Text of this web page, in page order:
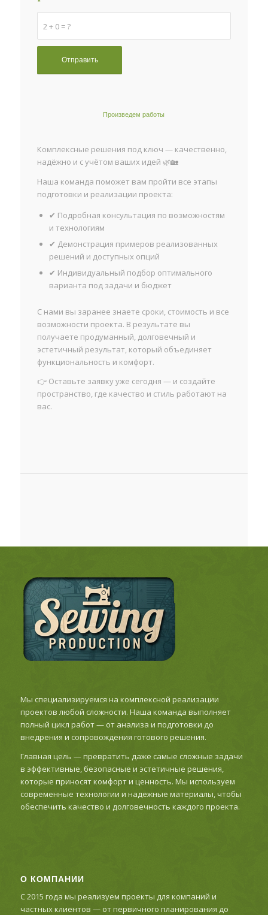
2 + 0 = ?
Произведем работы
Комплексные решения под ключ — качественно,
надёжно и с учётом ваших идей 🌿🏡
Наша команда поможет вам пройти все этапы
подготовки и реализации проекта:
✔ Подробная консультация по возможностям
и технологиям
✔ Демонстрация примеров реализованных
решений и доступных опций
✔ Индивидуальный подбор оптимального
варианта под задачи и бюджет
С нами вы заранее знаете сроки, стоимость и все
возможности проекта. В результате вы
получаете продуманный, долговечный и
эстетичный результат, который объединяет
функциональность и комфорт.
👉 Оставьте заявку уже сегодня — и создайте
пространство, где качество и стиль работают на
вас.
Мы специализируемся на комплексной реализации
проектов любой сложности. Наша команда выполняет
полный цикл работ — от анализа и подготовки до
внедрения и сопровождения готового решения.
Главная цель — превратить даже самые сложные задачи
в эффективные, безопасные и эстетичные решения,
которые приносят комфорт и ценность. Мы используем
современные технологии и надежные материалы, чтобы
обеспечить качество и долговечность каждого проекта.
О КОМПАНИИ
С 2015 года мы реализуем проекты для компаний и
частных клиентов — от первичного планирования до